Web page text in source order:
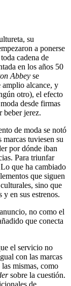
su
a ponerse
cadena de
en los años 50
Abbey se
amplio alcance, y
otro), el efecto
desde firmas
beber jerez.
de moda se notó
tuviesen su
por dónde iban
Para triunfar
que ha cambiado
que siguen
sino que
y en sus estrenos.
no como el
que conecta
el servicio no
con las marcas
mismas, como
sobre la cuestión.
de